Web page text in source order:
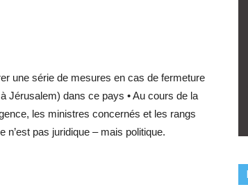
une série de mesures en cas de fermeture
Jérusalem) dans ce pays • Au cours de la
les ministres concernés et les rangs
n’est pas juridique – mais politique.